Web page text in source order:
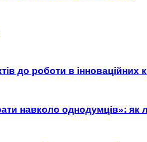
до роботи в інноваційних
навколо однодумців»: як